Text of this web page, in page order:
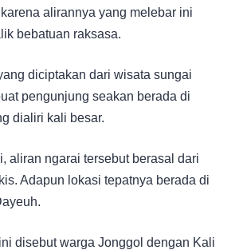
alirannya yang melebar ini
bebatuan raksasa.
diciptakan dari wisata sungai
pengunjung seakan berada di
dialiri kali besar.
aliran ngarai tersebut berasal dari
Adapun lokasi tepatnya berada di
disebut warga Jonggol dengan Kali